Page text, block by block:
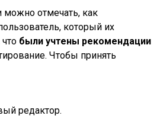
можно отмечать, как
который их
были учтены рекомендации
Чтобы принять
редактор.